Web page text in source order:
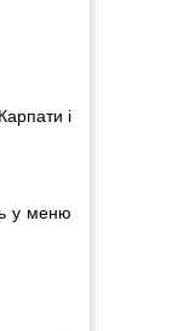
і
у меню